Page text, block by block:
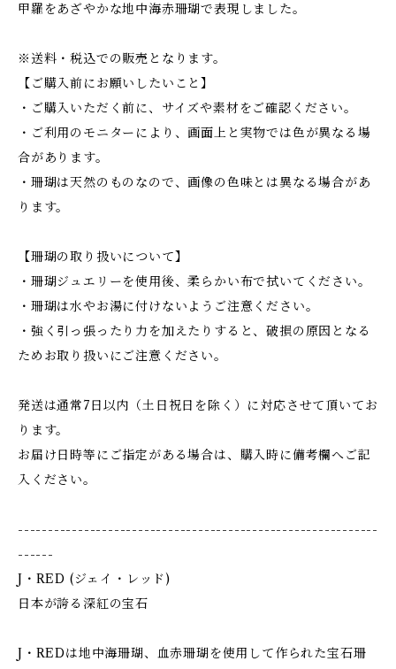
甲羅をあざやかな地中海赤珊瑚で表現しました。
※送料・税込での販売となります。
【ご購入前にお願いしたいこと】
・ご購入いただく前に、サイズや素材をご確認ください。
・ご利用のモニターにより、画面上と実物では色が異なる場
合があります。
・珊瑚は天然のものなので、画像の色味とは異なる場合があ
ります。
【珊瑚の取り扱いについて】
・珊瑚ジュエリーを使用後、柔らかい布で拭いてください。
・珊瑚は水やお湯に付けないようご注意ください。
・強く引っ張ったり力を加えたりすると、破損の原因となる
ためお取り扱いにご注意ください。
発送は通常7日以内（土日祝日を除く）に対応させて頂いてお
ります。
お届け日時等にご指定がある場合は、購入時に備考欄へご記
入ください。
------------------------------------------------------------
------
J・RED (ジェイ・レッド)
日本が誇る深紅の宝石
J・REDは地中海珊瑚、血赤珊瑚を使用して作られた宝石珊